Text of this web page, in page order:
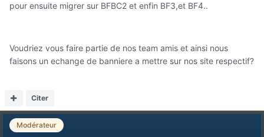
pour ensuite migrer sur BFBC2 et enfin BF3,et BF4..
Voudriez vous faire partie de nos team amis et ainsi nous
faisons un echange de banniere a mettre sur nos site respectif?
Citer
Modérateur